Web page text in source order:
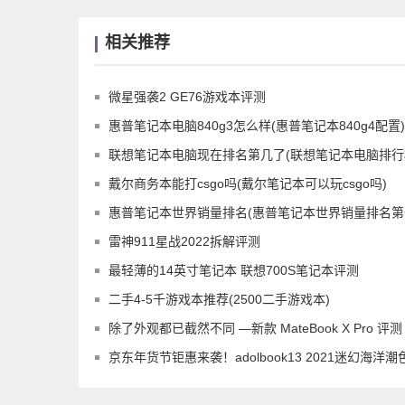
相关推荐
微星强袭2 GE76游戏本评测
惠普笔记本电脑840g3怎么样(惠普笔记本840g4配置)
联想笔记本电脑现在排名第几了(联想笔记本电脑排
戴尔商务本能打csgo吗(戴尔笔记本可以玩csgo吗)
惠普笔记本世界销量排名(惠普笔记本世界销量排名
雷神911星战2022拆解评测
最轻薄的14英寸笔记本 联想700S笔记本评测
二手4-5千游戏本推荐(2500二手游戏本)
除了外观都已截然不同 —新款 MateBook X Pro 评测
京东年货节钜惠来袭！adolbook13 2021迷幻海洋潮